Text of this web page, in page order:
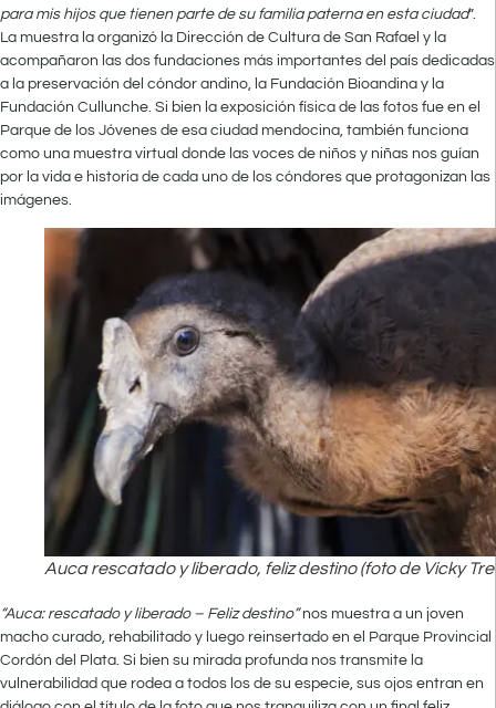
para mis hijos que tienen parte de su familia paterna en esta ciudad”.
La muestra la organizó la Dirección de Cultura de San Rafael y la
acompañaron las dos fundaciones más importantes del país dedicadas
a la preservación del cóndor andino, la Fundación Bioandina y la
Fundación Cullunche. Si bien la exposición física de las fotos fue en el
Parque de los Jóvenes de esa ciudad mendocina, también funciona
como una muestra virtual donde las voces de niños y niñas nos guían
por la vida e historia de cada uno de los cóndores que protagonizan las
imágenes.
Auca rescatado y liberado, feliz destino (foto de Vicky
“Auca: rescatado y liberado – Feliz destino”nos muestra a un joven
macho curado, rehabilitado y luego reinsertado en el Parque Provincial
Cordón del Plata. Si bien su mirada profunda nos transmite la
vulnerabilidad que rodea a todos los de su especie, sus ojos entran en